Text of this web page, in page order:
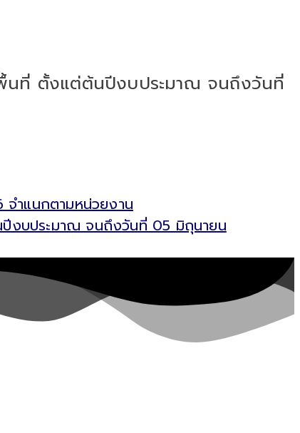
นที่ ตั้งแต่ต้นปีงบประมาณ จนถึงวันที่
ำแนกตามหน่วยงาน
ปีงบประมาณ จนถึงวันที่ 05 มิถุนายน